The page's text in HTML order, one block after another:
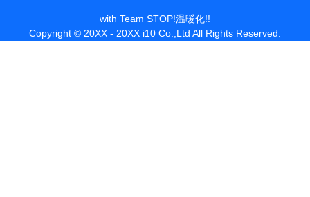
with Team STOP!温暖化!!
Copyright © 20XX - 20XX i10 Co.,Ltd All Rights Reserved.